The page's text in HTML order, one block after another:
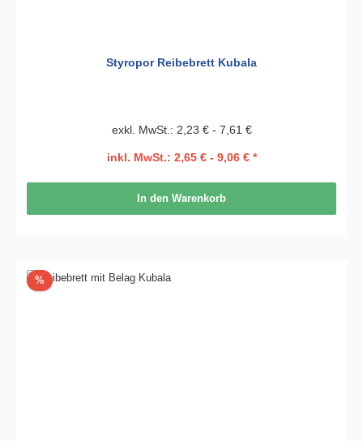
Styropor Reibebrett Kubala
exkl. MwSt.: 2,23 € - 7,61 €
inkl. MwSt.: 2,65 € - 9,06 € *
In den Warenkorb
%Rabatt